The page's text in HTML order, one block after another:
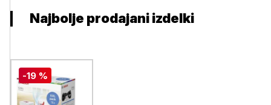
Najbolje prodajani izdelki
-19 %